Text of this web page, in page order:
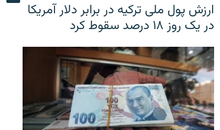
ارزش پول ملی ترکیه در برابر دلار آمریکا
در یک روز ۱۸ درصد سقوط کرد